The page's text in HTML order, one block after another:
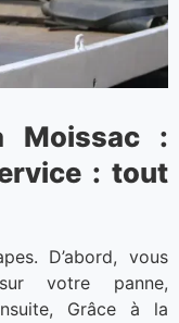
Moissac :
: tout
D’abord, vous
votre panne,
Grâce à la